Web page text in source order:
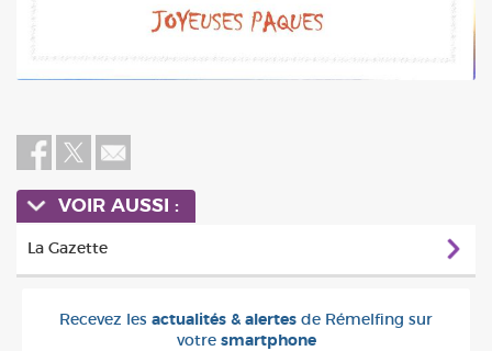
VOIR AUSSI :
La Gazette
Recevez les actualités & alertes de Rémelfing sur
votre smartphone